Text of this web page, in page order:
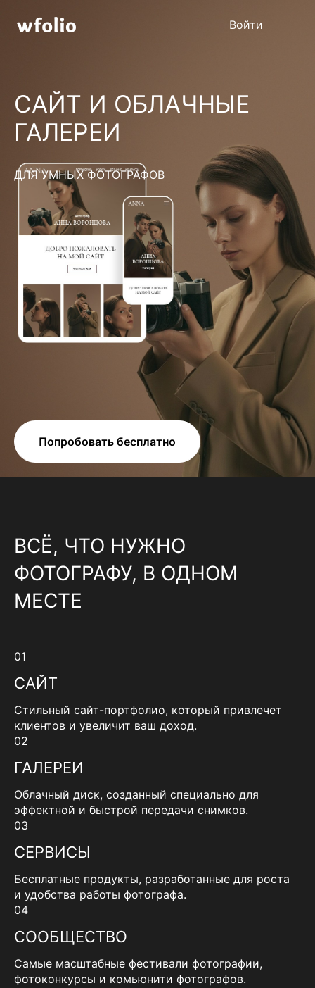
Войти
САЙТ И ОБЛАЧНЫЕ
ГАЛЕРЕИ
ДЛЯ УМНЫХ ФОТОГРАФОВ
Попробовать бесплатно
ВСЁ, ЧТО НУЖНО
ФОТОГРАФУ, В ОДНОМ
МЕСТЕ
01
САЙТ
Стильный сайт-портфолио, который привлечет
клиентов и увеличит ваш доход.
02
ГАЛЕРЕИ
Облачный диск, созданный специально для
эффектной и быстрой передачи снимков.
03
СЕРВИСЫ
Бесплатные продукты, разработанные для роста
и удобства работы фотографа.
04
СООБЩЕСТВО
Самые масштабные фестивали фотографии,
фотоконкурсы и комьюнити фотографов.